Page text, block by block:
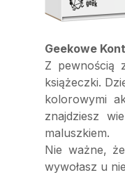
Geekowe
Z pewnością
książeczki.
kolorowymi
znajdziesz
maluszkiem.
Nie ważne,
wywołasz u